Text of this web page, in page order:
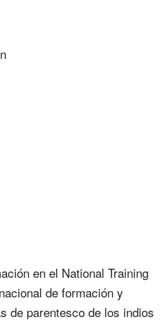
en el National Training
de formación y
de parentesco de los indios